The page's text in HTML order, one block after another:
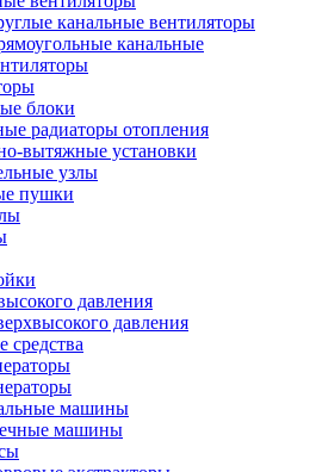
канальные вентиляторы
канальные
блоки
радиаторы отопления
вытяжные установки
узлы
пушки
давления
давления
машины
машины